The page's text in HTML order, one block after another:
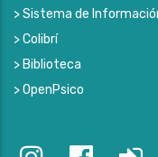
> Sistema de
> Colibrí
> Biblioteca
> OpenPsico